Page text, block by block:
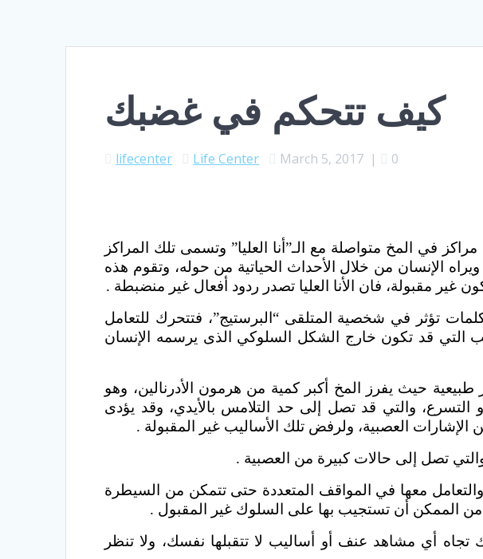
كيف تتحكم في غضبك
lifecenter Life Center March 5, 2017 | 0
في المخ متواصلة مع الـ”أنا العليا” وتسمى تلك المراكز
الإنسان من خلال الأحداث الحياتية من حوله، وتقوم هذه
غير مقبولة، فان الأنا العليا تصدر ردود أفعال غير منضبطة .
تؤثر في شخصية المتلقى “البرستيج”، فتتحرك للتعامل
التي قد تكون خارج الشكل السلوكي الذى يرسمه الإنسان
حيث يفرز المخ أكبر كمية من هرمون الأدرنالين، وهو
والتي قد تصل إلى حد التلامس بالأيدي، وقد يؤدى
العصبية، ولرفض تلك الأساليب غير المقبولة .
تصل إلى حالات كبيرة من العصبية .
معها في المواقف المتعددة حتى تتمكن من السيطرة
الممكن أن تستجيب بها على السلوك غير المقبول .
أي مشاهد عنف أو أساليب لا تتقبلها نفسك، ولا تنظر